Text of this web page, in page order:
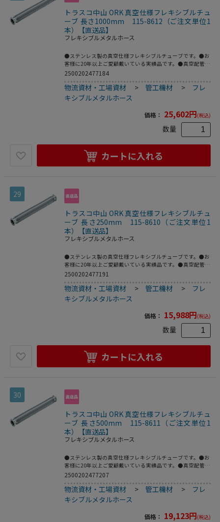
トラスコ中山 ORK 真空仕様フレキシブルチュ
ーブ 長さ1000mm 115-8612（ご注文単位1
本）【直送品】
フレキシブルメタルホース
●ステンレス製の真空仕様フレキシブルチューブです。●お
客様に20年以上ご愛顧戴いている実績品です。●真空配管
用。●全長(mm)：1000●フランジサイズ：NW40●適合流
力：FV～大気圧●使用温度範囲：-196～150℃(シール材の
耐熱温度により異なる)●Heリーク試験：1.33×10[[の-10
乗]]Pa・[[Ｍ3]]/sec以下●フレキ部：ステンレス
(SUS316L)●フランジ部：ステンレス(SUS316L)
2500202477184
物流資材・工場資材 >管工機材 > フレ
キシブルメタルホース
価格： 25,602円(税込)
数量
カートに入れる
29
トラスコ中山 ORK 真空仕様フレキシブルチュ
ーブ 長さ250mm 115-8610（ご注文単位1
本）【直送品】
フレキシブルメタルホース
●ステンレス製の真空仕様フレキシブルチューブです。●お
客様に20年以上ご愛顧戴いている実績品です。●真空配管
用。●全長(mm)：250●フランジサイズ：NW40●適合流
力：FV～大気圧●使用温度範囲：-196～150℃(シール材の
耐熱温度により異なる)●Heリーク試験：1.33×10[[の-10
乗]]Pa・[[Ｍ3]]/sec以下●フレキ部：ステンレス
(SUS316L)●フランジ部：ステンレス(SUS316L)
2500202477191
物流資材・工場資材 >管工機材 > フレ
キシブルメタルホース
価格： 15,988円(税込)
数量
カートに入れる
30
トラスコ中山 ORK 真空仕様フレキシブルチュ
ーブ 長さ500mm 115-8611（ご注文単位1
本）【直送品】
フレキシブルメタルホース
●ステンレス製の真空仕様フレキシブルチューブです。●お
客様に20年以上ご愛顧戴いている実績品です。●真空配管
用。●全長(mm)：500●フランジサイズ：NW40●適合流
力：FV～大気圧●使用温度範囲：-196～150℃(シール材の
耐熱温度により異なる)●Heリーク試験：1.33×10[[の-10
乗]]Pa・[[Ｍ3]]/sec以下●フレキ部：ステンレス
(SUS316L)●フランジ部：ステンレス(SUS316L)
2500202477207
物流資材・工場資材 >管工機材 > フレ
キシブルメタルホース
価格： 19,123円(税込)